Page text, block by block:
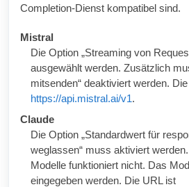
Completion-Dienst kompatibel sind.
Mistral
Die Option „Streaming von
ausgewählt werden. Zusätzlich
mitsenden“ deaktiviert werden.
https://api.mistral.ai/v1.
Claude
Die Option „Standardwert für
weglassen“ muss aktiviert
Modelle funktioniert nicht. Das
eingegeben werden. Die URL ist